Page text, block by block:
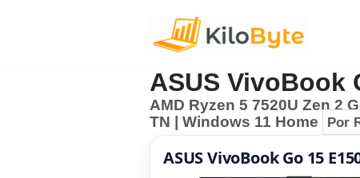
ASUS VivoBook
AMD Ryzen 5 7520U Zen 2
TN | Windows 11 Home
Por
ASUS VivoBook Go 15